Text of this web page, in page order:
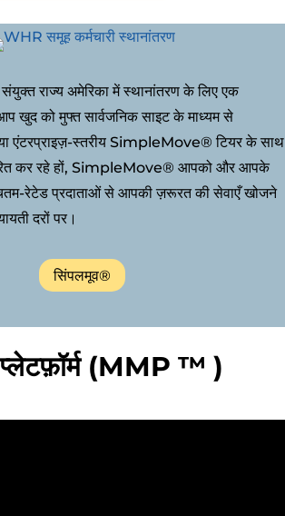
राज्य अमेरिका में स्थानांतरण के लिए एक
आप खुद को मुफ्त सार्वजनिक साइट के माध्यम से
या एंटरप्राइज़-स्तरीय SimpleMove® टियर के साथ
कर रहे हों, SimpleMove® आपको और आपके
रेटेड प्रदाताओं से आपकी ज़रूरत की सेवाएँ खोजने
दरों पर।
सिंपलमूव®
(MMP ™ )